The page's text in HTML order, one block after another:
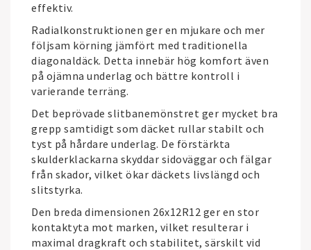
effektiv.
Radialkonstruktionen ger en mjukare och mer
följsam körning jämfört med traditionella
diagonaldäck. Detta innebär hög komfort även
på ojämna underlag och bättre kontroll i
varierande terräng.
Det beprövade slitbanemönstret ger mycket bra
grepp samtidigt som däcket rullar stabilt och
tyst på hårdare underlag. De förstärkta
skulderklackarna skyddar sidoväggar och fälgar
från skador, vilket ökar däckets livslängd och
slitstyrka.
Den breda dimensionen 26x12R12 ger en stor
kontaktyta mot marken, vilket resulterar i
maximal dragkraft och stabilitet, särskilt vid